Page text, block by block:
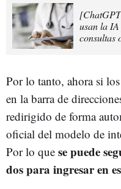
usan la
consultas
Por lo tanto, ahora si
en la barra de
redirigido de forma
oficial del modelo de
Por lo que se puede
dos para ingresar en